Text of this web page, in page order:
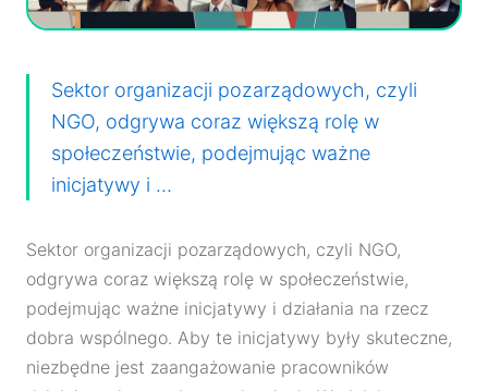
Sektor organizacji pozarządowych, czyli
NGO, odgrywa coraz większą rolę w
społeczeństwie, podejmując ważne
inicjatywy i …
Sektor organizacji pozarządowych, czyli NGO,
odgrywa coraz większą rolę w społeczeństwie,
podejmując ważne inicjatywy i działania na rzecz
dobra wspólnego. Aby te inicjatywy były skuteczne,
niezbędne jest zaangażowanie pracowników